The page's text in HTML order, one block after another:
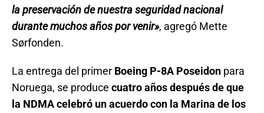
la preservación de nuestra seguridad nacional
durante muchos años por venir», agregó Mette
Sørfonden.
La entrega del primer Boeing P-8A Poseidon para
Noruega, se produce cuatro años después de que
la NDMA celebró un acuerdo con la Marina de los